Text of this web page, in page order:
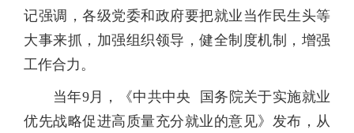
记强调，各级党委和政府要把就业当作民生头等
大事来抓，加强组织领导，健全制度机制，增强
工作合力。
当年9月，《中共中央 国务院关于实施就业
优先战略促进高质量充分就业的意见》发布，从